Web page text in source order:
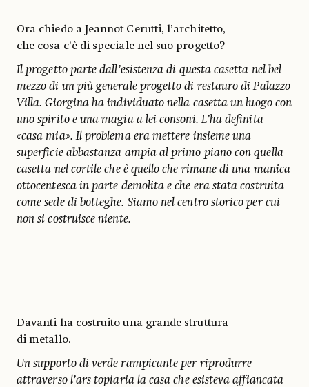
Ora chiedo a Jeannot Cerutti, l’architetto,
che cosa c’è di speciale nel suo progetto?
Il progetto parte dall’esistenza di questa casetta nel bel
mezzo di un più generale progetto di restauro di Palazzo
Villa. Giorgina ha individuato nella casetta un luogo con
uno spirito e una magia a lei consoni. L’ha definita
«casa mia». Il problema era mettere insieme una
superficie abbastanza ampia al primo piano con quella
casetta nel cortile che è quello che rimane di una manica
ottocentesca in parte demolita e che era stata costruita
come sede di botteghe. Siamo nel centro storico per cui
non si costruisce niente.
Davanti ha costruito una grande struttura
di metallo.
Un supporto di verde rampicante per riprodurre
attraverso l’ars topiaria la casa che esisteva affiancata